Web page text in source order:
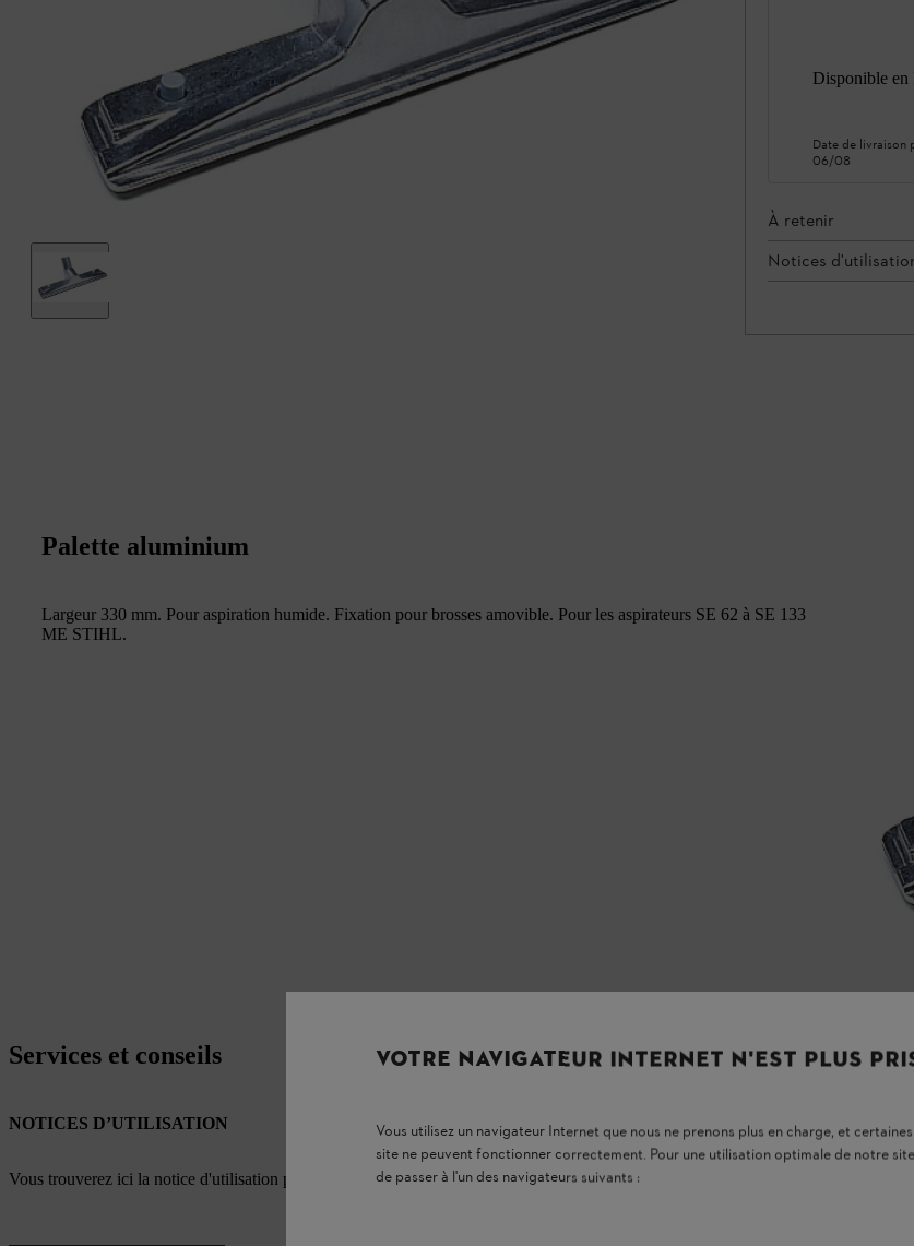
Disponible en
Date de livraison
06/08
À retenir
Notices
Palette aluminium
Largeur 330 mm. Pour aspiration humide. Fixation pour brosses amovible. Pour les aspirateurs SE 62 à SE 133
ME STIHL.
Services et conseils
NOTICES D’UTILISATION
Vous trouverez ici la notice d'utilisation pour ce produit STIHL
VOTRE NAVIGATEUR INTERNET N'EST PLUS
Vous utilisez un navigateur Internet que nous ne prenons plus en charge, et
site ne peuvent fonctionner correctement. Pour une utilisation optimale de notre
de passer à l'un des navigateurs suivants :